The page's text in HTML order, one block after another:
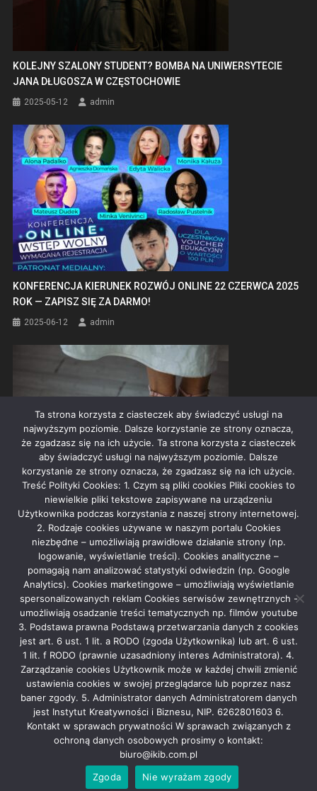
KOLEJNY SZALONY STUDENT? BOMBA NA UNIWERSYTECIE
JANA DŁUGOSZA W CZĘSTOCHOWIE
2025-05-12 admin
KONFERENCJA KIERUNEK ROZWÓJ ONLINE 22 CZERWCA 2025
ROK — ZAPISZ SIĘ ZA DARMO!
2025-06-12 admin
TANECZNE WIECZORKI DLA SENIORÓW
2025-09-23 admin
Rekla­ma
Grupa Medialna Story|Theme: News Portal by Mystery Themes
Bemowo
Białołęka Bielany Mokotów
Ochota
Praga Północ
Praga Południe Rembertów
Śródmieście
Ursus Ursynów
Wesoła
Wilanów
WYDARZENIA
Ta strona korzysta z ciasteczek aby świadczyć usługi na
najwyższym poziomie. Dalsze korzystanie ze strony oznacza,
że zgadzasz się na ich użycie. Ta strona korzysta z ciasteczek
aby świadczyć usługi na najwyższym poziomie. Dalsze
korzystanie ze strony oznacza, że zgadzasz się na ich użycie.
Treść Polityki Cookies: 1. Czym są pliki cookies Pliki cookies to
niewielkie pliki tekstowe zapisywane na urządzeniu
Użytkownika podczas korzystania z naszej strony internetowej.
2. Rodzaje cookies używane w naszym portalu Cookies
niezbędne – umożliwiają prawidłowe działanie strony (np.
logowanie, wyświetlanie treści). Cookies analityczne –
pomagają nam analizować statystyki odwiedzin (np. Google
Analytics). Cookies marketingowe – umożliwiają wyświetlanie
spersonalizowanych reklam Cookies serwisów zewnętrznych -
umożliwiają osadzanie treści tematycznych np. filmów youtube
3. Podstawa prawna Podstawą przetwarzania danych z cookies
jest art. 6 ust. 1 lit. a RODO (zgoda Użytkownika) lub art. 6 ust.
1 lit. f RODO (prawnie uzasadniony interes Administratora). 4.
Zarządzanie cookies Użytkownik może w każdej chwili zmienić
ustawienia cookies w swojej przeglądarce lub poprzez nasz
baner zgody. 5. Administrator danych Administratorem danych
jest Instytut Kreatywności i Biznesu, NIP. 6262801603 6.
Kontakt w sprawach prywatności W sprawach związanych z
ochroną danych osobowych prosimy o kontakt:
biuro@ikib.com.pl
Zgoda
Nie wyrażam zgody